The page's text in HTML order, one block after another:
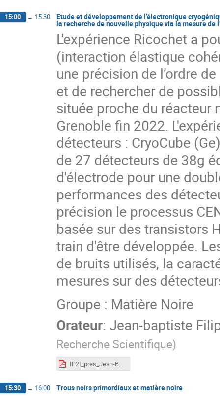
15:00 → 15:30 Etude et développement de l’électronique
la recherche de nouvelle physique via la mesure
L'expérience Ricochet a
(interaction élastique
une précision de l’ordre
et de rechercher de
située proche du réacteur
Grenoble fin 2022.
détecteurs : CryoCube
de 27 détecteurs de 38g
d'électrode pour une
performances des
précision le processus
basée sur des transistors
train d'être développée.
de bruits utilisés, la
mesures sur des
Groupe : Matière Noire
Orateur: Jean-baptiste
Recherche Scientifique)
IP2I_pres_Jean-Baptiste_FILIPPINI.pdf
15:30 → 16:00 Trous noirs primordiaux et matière noire